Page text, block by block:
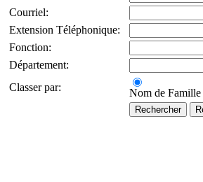
Courriel:
Extension Téléphonique:
Fonction:
Département:
Classer par:
Nom de Famille